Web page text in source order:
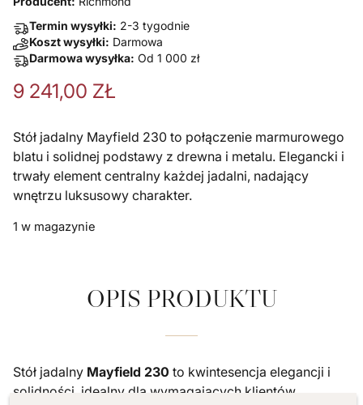
Termin wysyłki: 2-3 tygodnie
Koszt wysyłki: Darmowa
Darmowa wysyłka: Od 1 000 zł
9 241,00 ZŁ
Stół jadalny Mayfield 230 to połączenie marmurowego
blatu i solidnej podstawy z drewna i metalu. Elegancki i
trwały element centralny każdej jadalni, nadający
wnętrzu luksusowy charakter.
1 w magazynie
OPIS PRODUKTU
Stół jadalny Mayfield 230 to kwintesencja elegancji i
solidności, idealny dla wymagających klientów